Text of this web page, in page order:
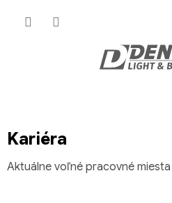
Kariéra
Aktuálne voľné pracovné